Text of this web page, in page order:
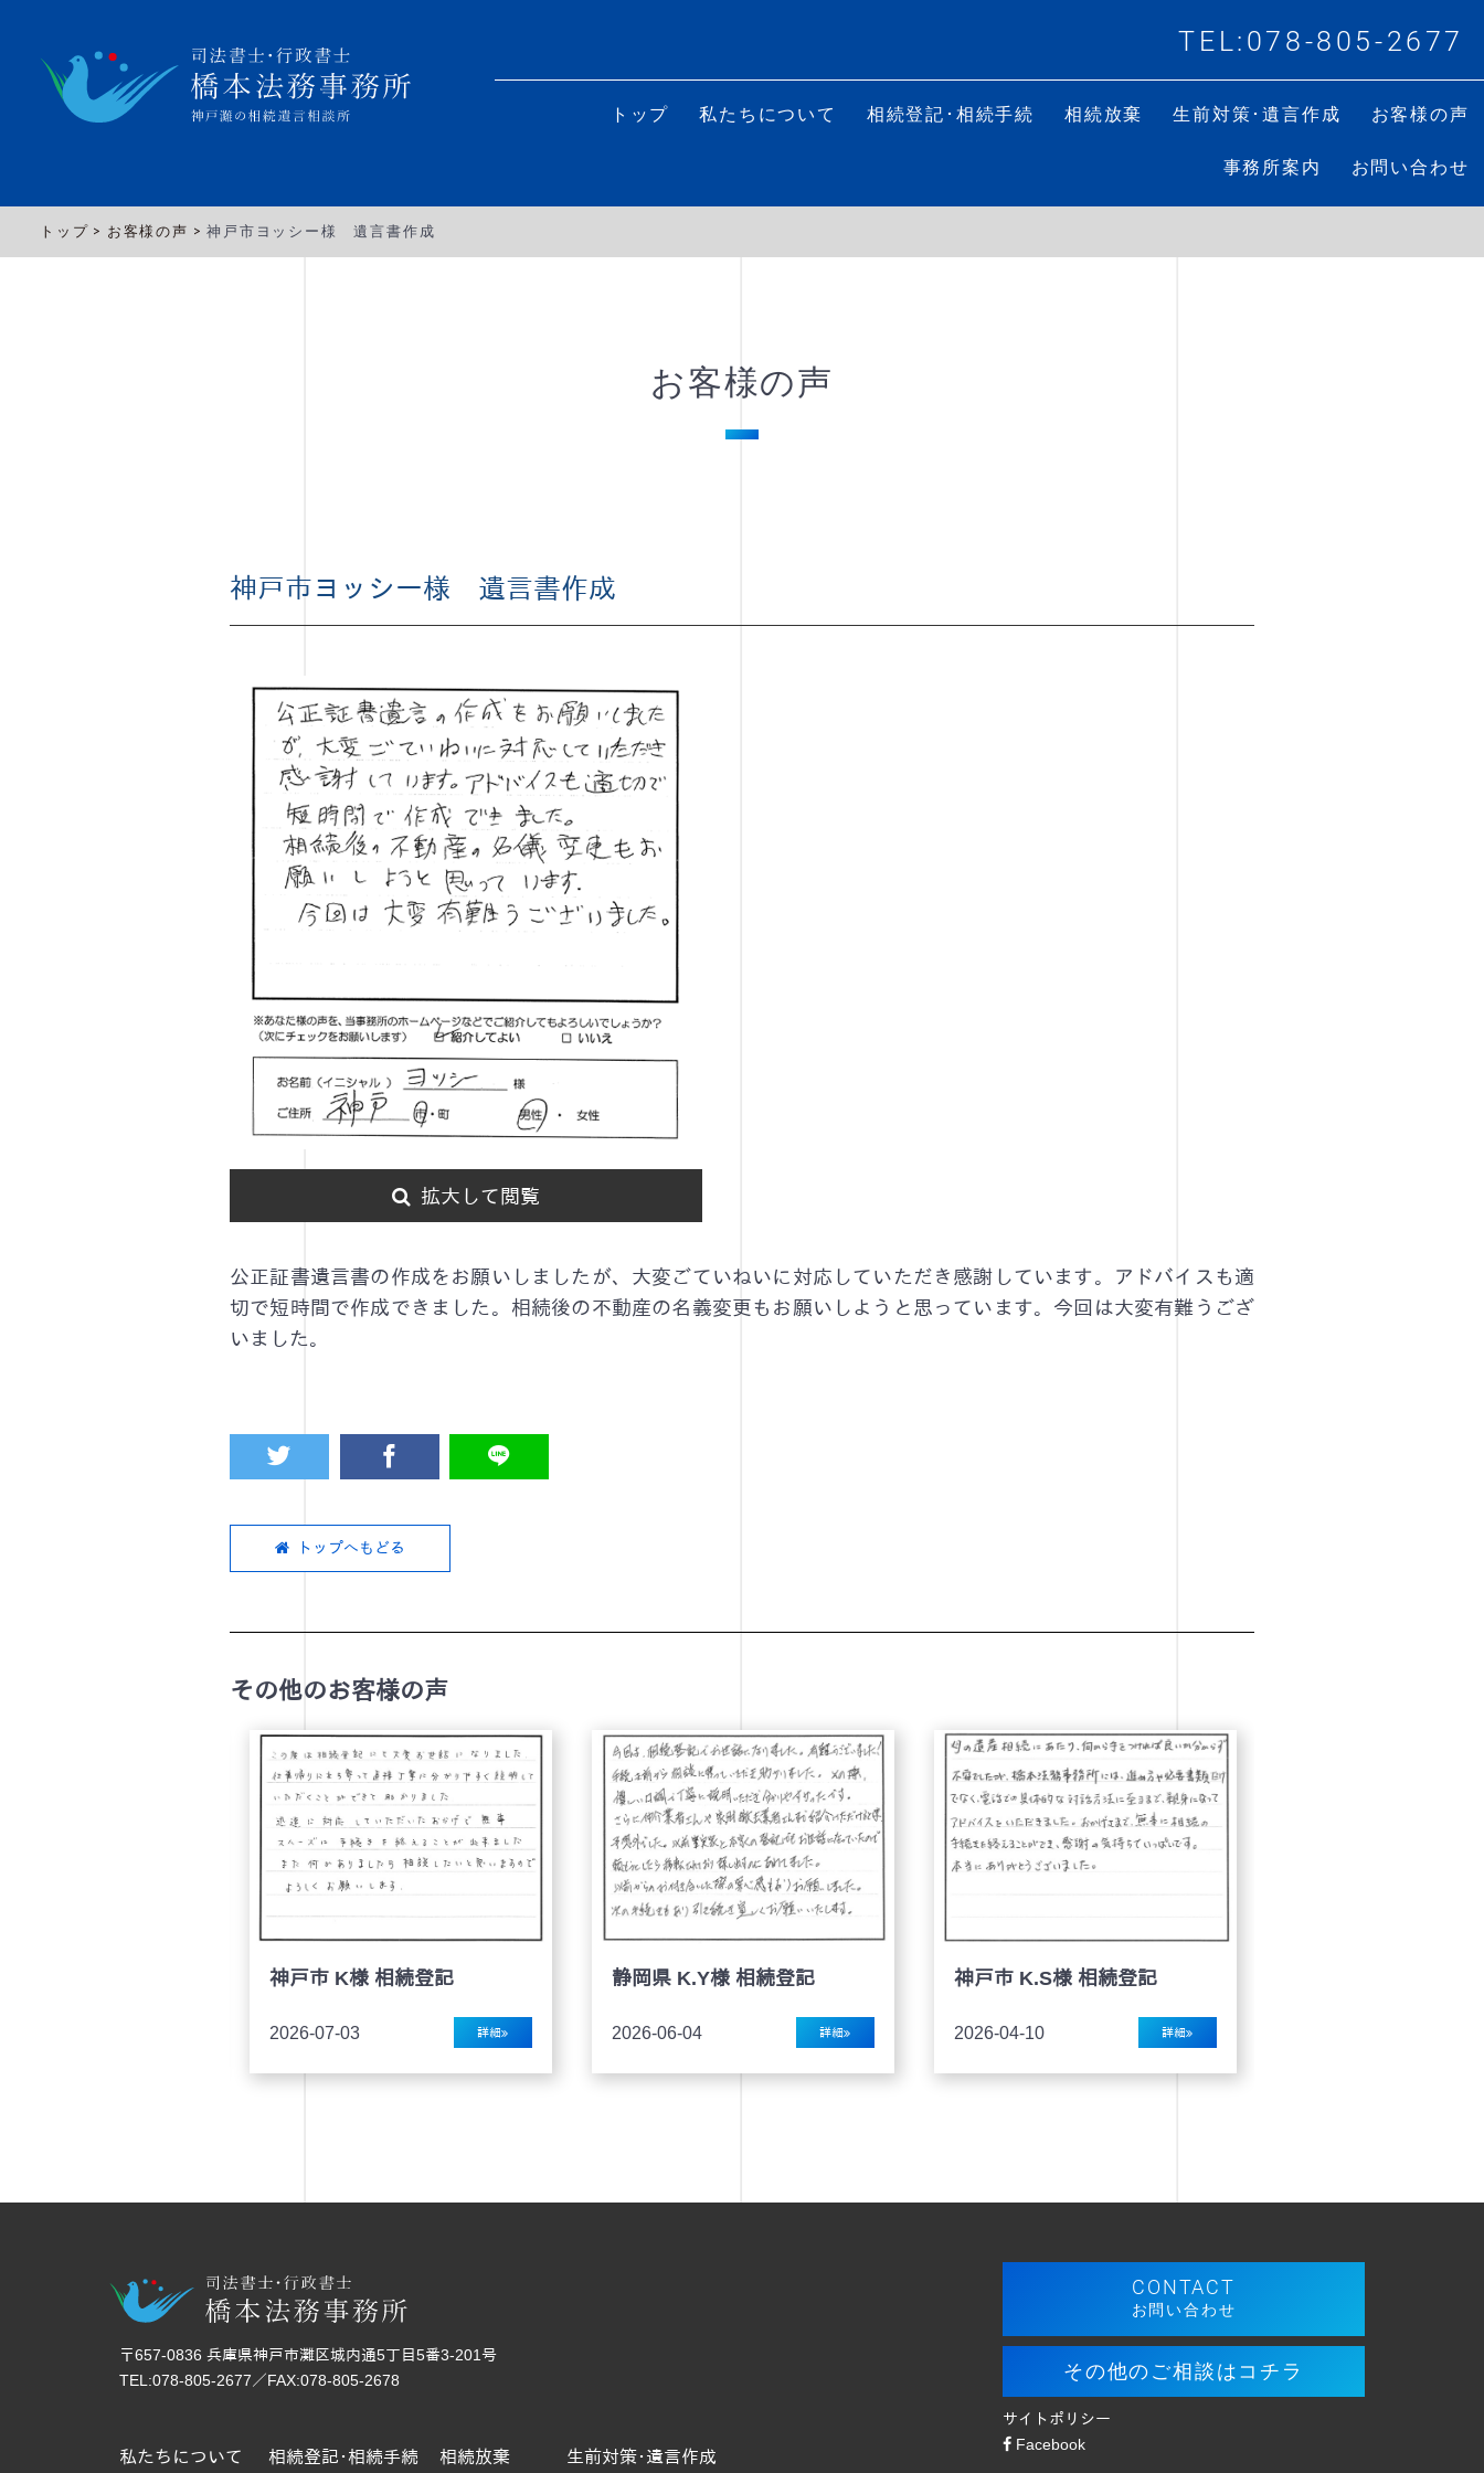
TEL:078-805-2677
トップ 私たちについて 相続登記･相続手続 相続放棄 生前対策･遺言作成 お客様の声
事務所案内 お問い合わせ
トップ > お客様の声 >神戸市ヨッシー様 遺言書作成
お客様の声
神戸市ヨッシー様 遺言書作成
拡大して閲覧
公正証書遺言書の作成をお願いしましたが、大変ごていねいに対応していただき感謝しています。アドバイスも適
切で短時間で作成できました。相続後の不動産の名義変更もお願いしようと思っています。今回は大変有難うござ
いました。
トップへもどる
その他のお客様の声
静岡県 K.Y様 相続登記
2026-06-04 詳細
神戸市 K.S様 相続登記
2026-04-10 詳細
神戸市 H.N様 相続フルサポ
〒657-0836 兵庫県神戸市灘区城内通5丁目5番3-201号
TEL:078-805-2677／FAX:078-805-2678
私たちについて 相続登記･相続手続 相続放棄 生前対策･遺言作成
CONTACT
お問い合わせ
その他のご相談はコチラ
サイトポリシー
Facebook